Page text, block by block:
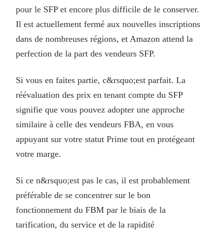
pour le SFP et encore plus difficile de le conserver.
Il est actuellement fermé aux nouvelles inscriptions
dans de nombreuses régions, et Amazon attend la
perfection de la part des vendeurs SFP.
Si vous en faites partie, c&rsquo;est parfait. La
réévaluation des prix en tenant compte du SFP
signifie que vous pouvez adopter une approche
similaire à celle des vendeurs FBA, en vous
appuyant sur votre statut Prime tout en protégeant
votre marge.
Si ce n&rsquo;est pas le cas, il est probablement
préférable de se concentrer sur le bon
fonctionnement du FBM par le biais de la
tarification, du service et de la rapidité